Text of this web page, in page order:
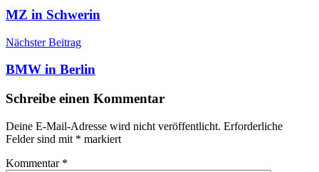
MZ in Schwerin
Nächster Beitrag
BMW in Berlin
Schreibe einen Kommentar
Deine E-Mail-Adresse wird nicht veröffentlicht. Erforderliche
Felder sind mit * markiert
Kommentar *